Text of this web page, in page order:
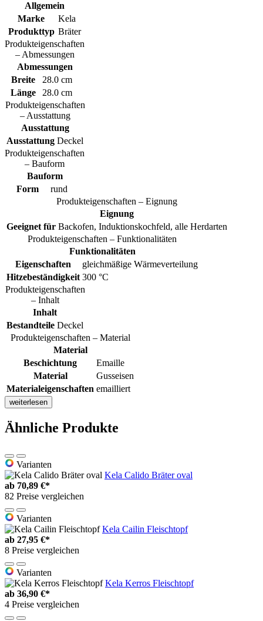
Allgemein
Marke
Kela
Produkttyp Bräter
Produkteigenschaften
– Abmessungen
Abmessungen
Breite
28.0 cm
Länge
28.0 cm
Produkteigenschaften
– Ausstattung
Ausstattung
Ausstattung Deckel
Produkteigenschaften
– Bauform
Bauform
Form
rund
Produkteigenschaften – Eignung
Eignung
Geeignet für Backofen, Induktionskochfeld, alle Herdarten
Produkteigenschaften – Funktionalitäten
Funktionalitäten
Eigenschaften
gleichmäßige Wärmeverteilung
Hitzebeständigkeit 300 °C
Produkteigenschaften
– Inhalt
Inhalt
Bestandteile Deckel
Produkteigenschaften – Material
Material
Beschichtung
Emaille
Material
Gusseisen
Materialeigenschaften emailliert
weiterlesen
Ähnliche Produkte
Varianten
Kela Calido Bräter oval
ab 70,89 €*
82 Preise vergleichen
Varianten
Kela Cailin Fleischtopf
ab 27,95 €*
8 Preise vergleichen
Varianten
Kela Kerros Fleischtopf
ab 36,90 €*
4 Preise vergleichen